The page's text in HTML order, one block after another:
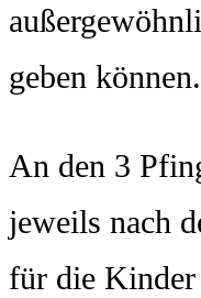
geben können.
An den 3
jeweils nach
für die